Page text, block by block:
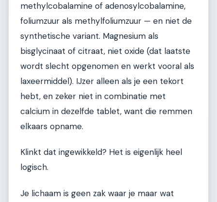
methylcobalamine of adenosylcobalamine,
foliumzuur als methylfoliumzuur — en niet de
synthetische variant. Magnesium als
bisglycinaat of citraat, niet oxide (dat laatste
wordt slecht opgenomen en werkt vooral als
laxeermiddel). IJzer alleen als je een tekort
hebt, en zeker niet in combinatie met
calcium in dezelfde tablet, want die remmen
elkaars opname.
Klinkt dat ingewikkeld? Het is eigenlijk heel
logisch.
Je lichaam is geen zak waar je maar wat